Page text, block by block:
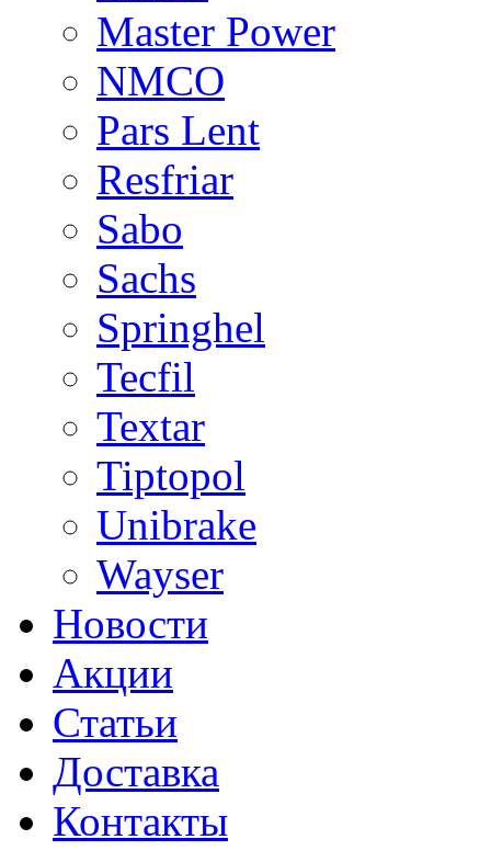
Master Power
NMCO
Pars Lent
Resfriar
Sabo
Sachs
Springhel
Tecfil
Textar
Tiptopol
Unibrake
Wayser
Новости
Акции
Статьи
Доставка
Контакты